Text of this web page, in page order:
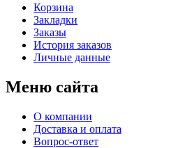
Корзина
Закладки
Заказы
История заказов
Личные данные
Меню сайта
О компании
Доставка и оплата
Вопрос-ответ